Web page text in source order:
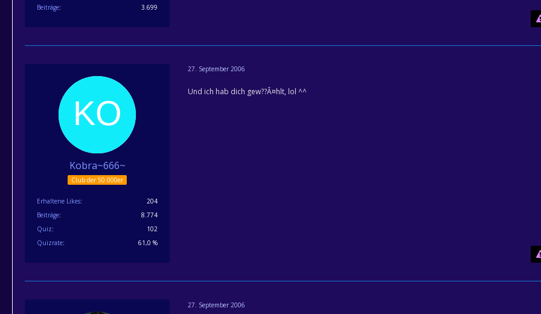
Beiträge
3.699
Kobra~666~
Club der 50.000er
Erhaltene Likes
204
Beiträge
8.774
Quiz
102
Quizrate
61,0 %
27. September 2006
Und ich hab dich gew??Â¤hlt, lol ^^
27. September 2006